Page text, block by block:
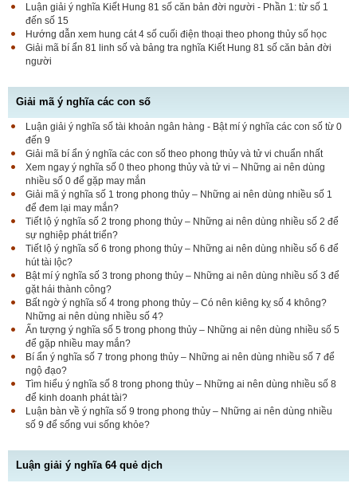
Luận giải ý nghĩa Kiết Hung 81 số căn bản đời người - Phần 1: từ số 1
đến số 15
Hướng dẫn xem hung cát 4 số cuối điện thoại theo phong thủy số học
Giải mã bí ẩn 81 linh số và bảng tra nghĩa Kiết Hung 81 số căn bản đời
người
Giải mã ý nghĩa các con số
Luận giải ý nghĩa số tài khoản ngân hàng - Bật mí ý nghĩa các con số từ 0
đến 9
Giải mã bí ẩn ý nghĩa các con số theo phong thủy và tử vi chuẩn nhất
Xem ngay ý nghĩa số 0 theo phong thủy và tử vi – Những ai nên dùng
nhiều số 0 để gặp may mắn
Giải mã ý nghĩa số 1 trong phong thủy – Những ai nên dùng nhiều số 1
để đem lại may mắn?
Tiết lộ ý nghĩa số 2 trong phong thủy – Những ai nên dùng nhiều số 2 để
sự nghiệp phát triển?
Tiết lộ ý nghĩa số 6 trong phong thủy – Những ai nên dùng nhiều số 6 để
hút tài lộc?
Bật mí ý nghĩa số 3 trong phong thủy – Những ai nên dùng nhiều số 3 để
gặt hái thành công?
Bất ngờ ý nghĩa số 4 trong phong thủy – Có nên kiêng kỵ số 4 không?
Những ai nên dùng nhiều số 4?
Ấn tượng ý nghĩa số 5 trong phong thủy – Những ai nên dùng nhiều số 5
để gặp nhiều may mắn?
Bí ẩn ý nghĩa số 7 trong phong thủy – Những ai nên dùng nhiều số 7 để
ngộ đạo?
Tìm hiểu ý nghĩa số 8 trong phong thủy – Những ai nên dùng nhiều số 8
để kinh doanh phát tài?
Luận bàn về ý nghĩa số 9 trong phong thủy – Những ai nên dùng nhiều
số 9 để sống vui sống khỏe?
Luận giải ý nghĩa 64 quẻ dịch